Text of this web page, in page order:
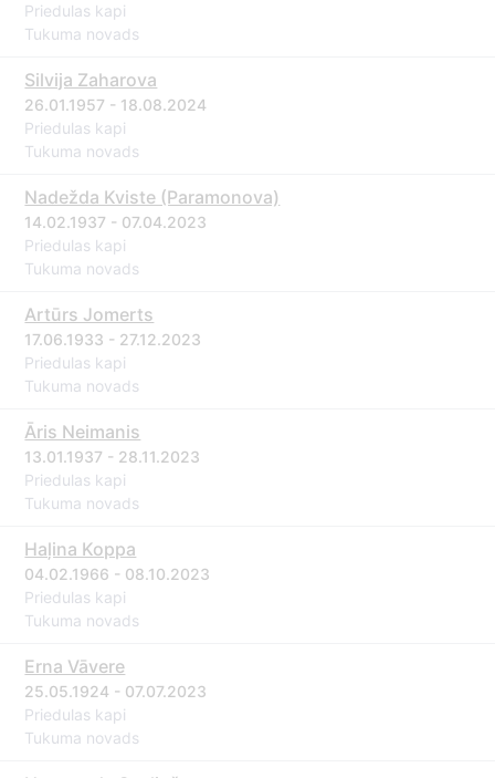
Priedulas kapi
Tukuma novads
Silvija Zaharova
26.01.1957 - 18.08.2024
Priedulas kapi
Tukuma novads
Nadežda Kviste (Paramonova)
14.02.1937 - 07.04.2023
Priedulas kapi
Tukuma novads
Artūrs Jomerts
17.06.1933 - 27.12.2023
Priedulas kapi
Tukuma novads
Āris Neimanis
13.01.1937 - 28.11.2023
Priedulas kapi
Tukuma novads
Haļina Koppa
04.02.1966 - 08.10.2023
Priedulas kapi
Tukuma novads
Erna Vāvere
25.05.1924 - 07.07.2023
Priedulas kapi
Tukuma novads